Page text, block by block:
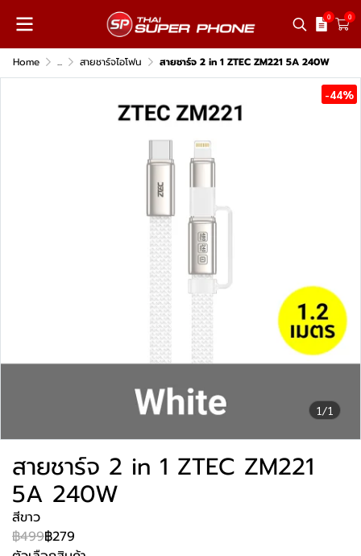
0 0
Home ... สายชาร์จไอโฟน สายชาร์จ 2 in 1 ZTEC ZM221 5A 240W
1/1
-44%
สายชาร์จ 2 in 1 ZTEC ZM221
5A 240W
สีขาว
฿499฿279